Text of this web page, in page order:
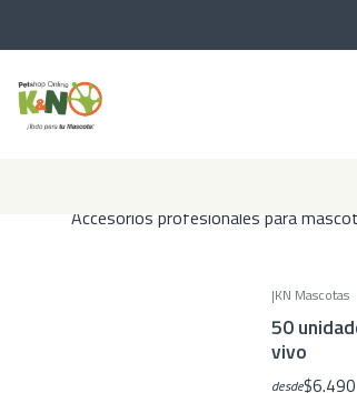
Accesorios profesionales para
|KN Mascotas
50
vivo
desde$6.490